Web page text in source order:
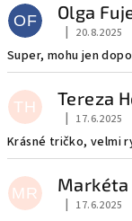
OF Olga
Hodnocení
20.8.2025
Super, mohu jen
TH Tereza
Hodnocení
17.6.2025
Krásné tričko, velmi
MR
Hodnocení
17.6.2025